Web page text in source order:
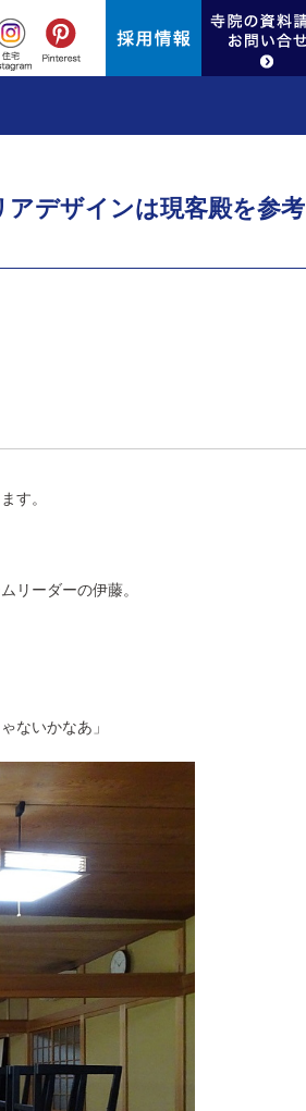
アデザインは現客殿を参考
す。
リーダーの伊藤。
ないかなあ」